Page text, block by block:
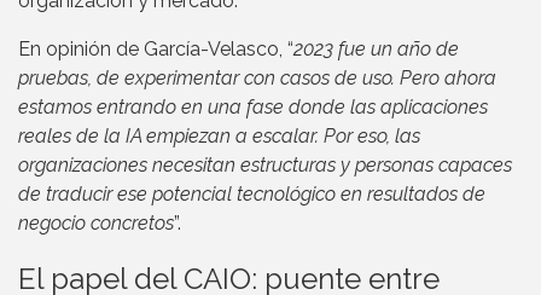
En opinión de García-Velasco, “2023 fue un año de
pruebas, de experimentar con casos de uso. Pero ahora
estamos entrando en una fase donde las aplicaciones
reales de la IA empiezan a escalar. Por eso, las
organizaciones necesitan estructuras y personas capaces
de traducir ese potencial tecnológico en resultados de
negocio concretos”.
El papel del CAIO: puente entre